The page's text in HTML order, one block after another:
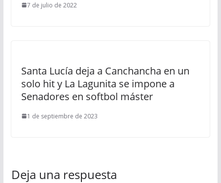
7 de julio de 2022
Santa Lucía deja a Canchancha en un
solo hit y La Lagunita se impone a
Senadores en softbol máster
1 de septiembre de 2023
Deja una respuesta